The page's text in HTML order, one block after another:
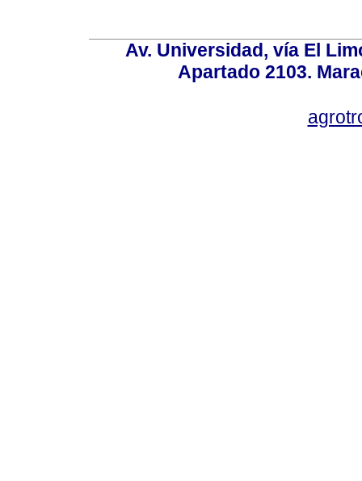
Av. Universidad, vía El
Apartado 2103.